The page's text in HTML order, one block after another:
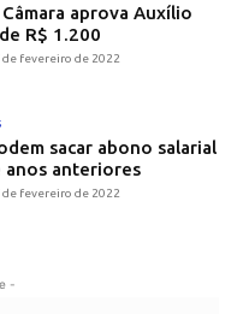
aprova Auxílio
R$ 1.200
de fevereiro de 2022
sacar abono salarial
anos anteriores
de fevereiro de 2022
-